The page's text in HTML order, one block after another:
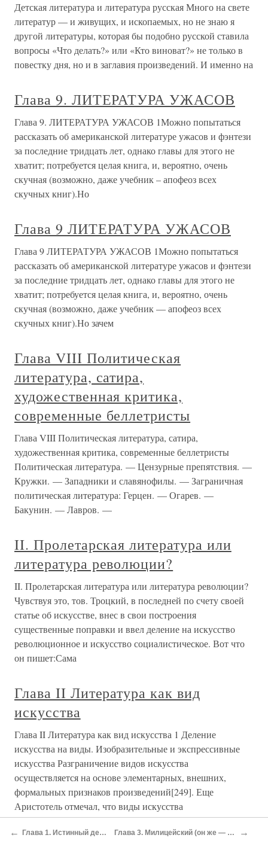
Детская литература и литература русская Много на свете
литератур — и живущих, и ископаемых, но не знаю я
другой литературы, которая бы подобно русской ставила
вопросы «Что делать?» или «Кто виноват?» не только в
повестку дня, но и в заглавия произведений. И именно на
Глава 9. ЛИТЕРАТУРА УЖАСОВ
Глава 9. ЛИТЕРАТУРА УЖАСОВ 1Можно попытаться
рассказать об американской литературе ужасов и фэнтези
за последние тридцать лет, однако главы для этого не
хватит; потребуется целая книга, и, вероятно, очень
скучная (возможно, даже учебник – апофеоз всех
скучных книг).Но
Глава 9 ЛИТЕРАТУРА УЖАСОВ
Глава 9 ЛИТЕРАТУРА УЖАСОВ 1Можно попытаться
рассказать об американской литературе ужасов и фэнтези
за последние тридцать лет, однако главы для этого не
хватит; потребуется целая книга, и, вероятно, очень
скучная (возможно, даже учебник — апофеоз всех
скучных книг).Но зачем
Глава VIII Политическая
литература, сатира,
художественная критика,
современные беллетристы
Глава VIII Политическая литература, сатира,
художественная критика, современные беллетристы
Политическая литература. — Цензурные препятствия. —
Кружки. — Западники и славянофилы. — Заграничная
политическая литература: Герцен. — Огарев. —
Бакунин. — Лавров. —
II. Пролетарская литература или
литература революции?
II. Пролетарская литература или литература революции?
Чувствуя это, тов. Троцкий, в последней по счету своей
статье об искусстве, внес в свои построения
существенные поправки и ввел деление на искусство
революционное и искусство социалистическое. Вот что
он пишет:Сама
Глава II Литература как вид
искусства
Глава II Литература как вид искусства 1 Деление
искусства на виды. Изобразительные и экспрессивные
искусства Разграничение видов искусства
осуществляется на основе элементарных, внешних,
формальных признаков произведений[249]. Еще
Аристотель отмечал, что виды искусства
Глава 1. Художественная
← Глава 1. Истинный детектив: какой он есть и что хотелось бы… Глава 3. Милицейский (он же — прокурорский, судейский и т. д.) производственный роман →